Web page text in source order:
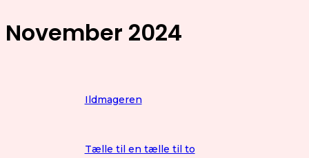
November 2024
Ildmageren
Tælle til en tælle til to